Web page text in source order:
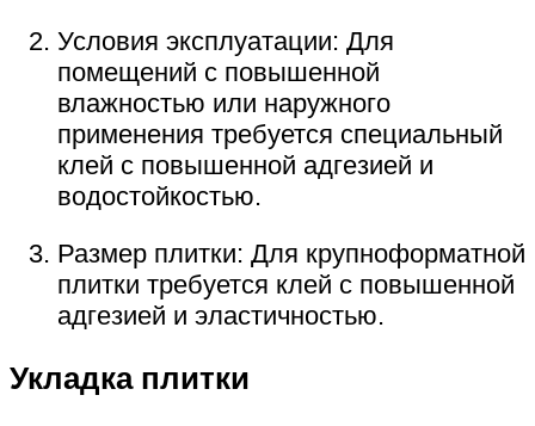
Условия эксплуатации: Для
помещений с повышенной
влажностью или наружного
применения требуется специальный
клей с повышенной адгезией и
водостойкостью.
Размер плитки: Для крупноформатной
плитки требуется клей с повышенной
адгезией и эластичностью.
Укладка плитки